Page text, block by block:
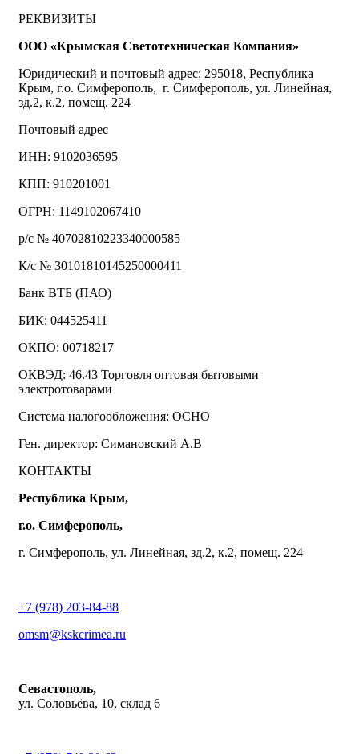
РЕКВИЗИТЫ
ООО «Крымская Светотехническая Компания»
Юридический и почтовый адрес: 295018, Республика
Крым, г.о. Симферополь, г. Симферополь, ул. Линейная,
зд.2, к.2, помещ. 224
Почтовый адрес
ИНН: 9102036595
КПП: 910201001
ОГРН: 1149102067410
р/с № 40702810223340000585
К/с № 30101810145250000411
Банк ВТБ (ПАО)
БИК: 044525411
ОКПО: 00718217
ОКВЭД: 46.43 Торговля оптовая бытовыми
электротоварами
Система налогообложения: ОСНО
Ген. директор: Симановский А.В
КОНТАКТЫ
Республика Крым,
г.о. Симферополь,
г. Симферополь, ул. Линейная, зд.2, к.2, помещ. 224
+7 (978) 203-84-88
omsm@kskcrimea.ru
Севастополь,
ул. Соловьёва, 10, склад 6